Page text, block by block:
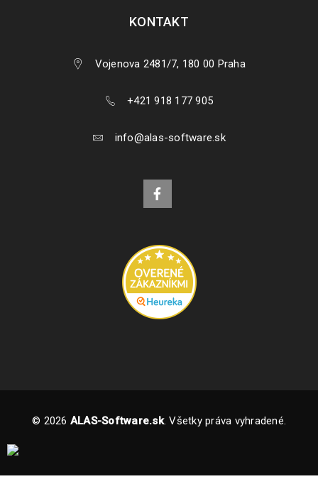
KONTAKT
Vojenova 2481/7, 180 00 Praha
+421 918 177 905
info@alas-software.sk
© 2026 ALAS-Software.sk. Všetky práva vyhradené.